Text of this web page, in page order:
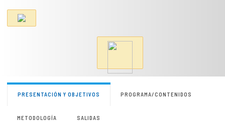
PRESENTACIÓN Y OBJETIVOS PROGRAMA/CONTENIDOS
METODOLOGÍA SALIDAS